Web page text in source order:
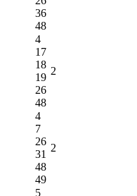
36
48
4
17
18
19
26
48
2
4
7
26
31
48
49
2
5